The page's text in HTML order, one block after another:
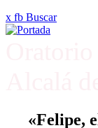
x fb Buscar
«Felipe,